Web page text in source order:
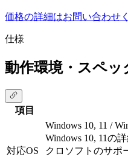
価格の詳細はお問い合わせ
仕様
動作環境・スペッ
項目
対応OS
Windows 10, 11 /
Windows 10, 11の
クロソフトのサポ